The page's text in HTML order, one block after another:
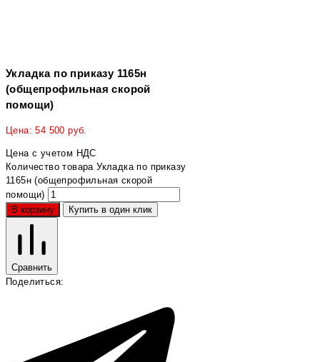
Укладка по приказу 1165н
(общепрофильная скорой
помощи)
Цена:54 500 руб.
Цена с учетом НДС
Количество товара Укладка по приказу
1165н (общепрофильная скорой
помощи)
В корзину
Купить в один клик
Сравнить
Поделиться: